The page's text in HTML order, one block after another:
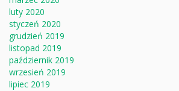
luty 2020
styczeń 2020
grudzień 2019
listopad 2019
październik 2019
wrzesień 2019
lipiec 2019